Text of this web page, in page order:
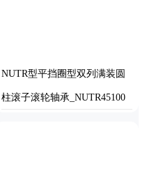
NUTR型平挡圈型双列满装圆
柱滚子滚轮轴承_NUTR45100